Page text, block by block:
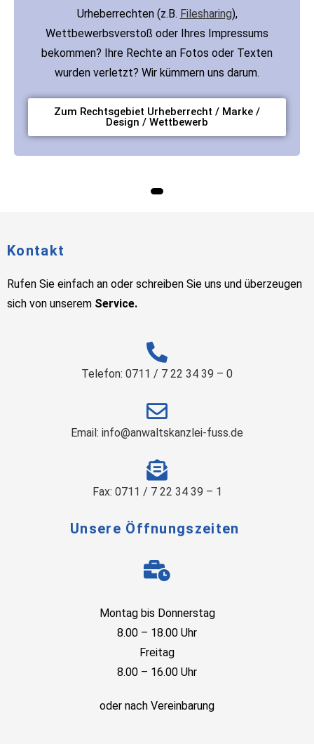
Urheberrechten (z.B. Filesharing),
Wettbewerbsverstoß oder Ihres Impressums
bekommen? Ihre Rechte an Fotos oder Texten
wurden verletzt? Wir kümmern uns darum.
Zum Rechtsgebiet Urheberrecht / Marke /
Design / Wettbewerb
Kontakt
Rufen Sie einfach an oder schreiben Sie uns und überzeugen
sich von unserem Service.
Telefon: 0711 / 7 22 34 39 – 0
Email: info@anwaltskanzlei-fuss.de
Fax: 0711 / 7 22 34 39 – 1
Unsere Öffnungszeiten
Montag bis Donnerstag
8.00 – 18.00 Uhr
Freitag
8.00 – 16.00 Uhr
oder nach Vereinbarung